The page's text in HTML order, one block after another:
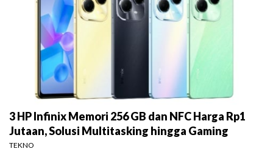
3 HP Infinix Memori 256 GB dan NFC Harga Rp1
Jutaan, Solusi Multitasking hingga Gaming
TEKNO